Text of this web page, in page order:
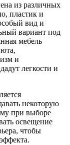
из различных
пластик и
вид и
вариант под
мебель
и
легкости и
некоторую
при выборе
освещение
чтобы